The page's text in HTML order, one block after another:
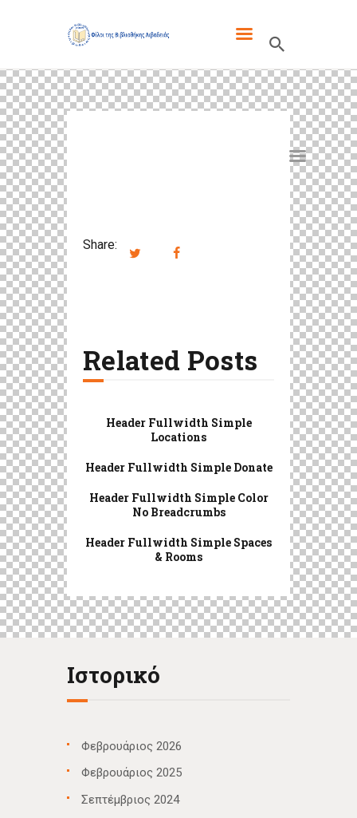
ΦΙΛΟΙ ΤΗΣ ΒΙΒΛΙΟΘΗΚΗΣ
ΛΙΒΑΔΕΙΑΣ
ΕΠΙΚΟΙΝΩΝΊΑ
Share:
Related Posts
Header Fullwidth Simple
Locations
Header Fullwidth Simple Donate
Header Fullwidth Simple Color
No Breadcrumbs
Header Fullwidth Simple Spaces
& Rooms
Ιστορικό
Φεβρουάριος 2026
Φεβρουάριος 2025
Σεπτέμβριος 2024